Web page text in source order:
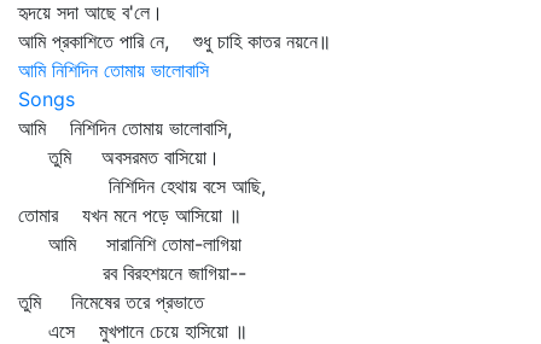
হৃদয়ে সদা আছে ব'লে।
আমি প্রকাশিতে পারি নে, শুধু চাহি কাতর নয়নে॥
আমি নিশিদিন তোমায় ভালোবাসি
Songs
আমি নিশিদিন তোমায় ভালোবাসি,
তুমি অবসরমত বাসিয়ো।
নিশিদিন হেথায় বসে আছি,
তোমার যখন মনে পড়ে আসিয়ো ॥
আমি সারানিশি তোমা-লাগিয়া
রব বিরহশয়নে জাগিয়া--
তুমি নিমেষের তরে প্রভাতে
এসে মুখপানে চেয়ে হাসিয়ো ॥